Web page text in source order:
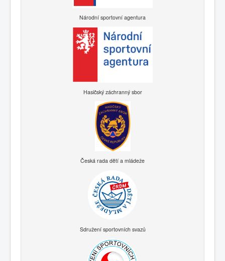
Národní sportovní agentura
Hasičský záchranný sbor
Česká rada dětí a mládeže
Sdružení sportovních svazů